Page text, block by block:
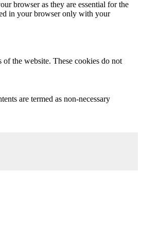
browser as they are essential for the
in your browser only with your
the website. These cookies do not
are termed as non-necessary